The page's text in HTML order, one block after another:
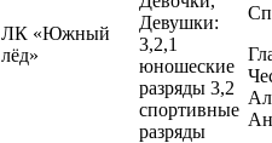
ЛК «Южный
лёд»
Девушки:
3,2,1
юношеские
разряды 3,2
спортивные
разряды